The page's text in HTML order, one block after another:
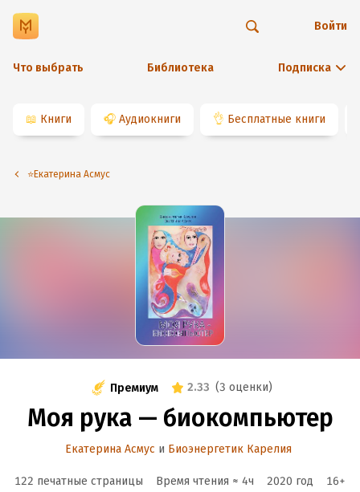
Что выбрать Библиотека Подписка
Войти
📖 Книги 🎧 Аудиокниги 👌 Бесплатные книги
⭐️Екатерина Асмус
Премиум 2.33 (3 оценки)
Моя рука — биокомпьютер
Екатерина Асмус и Биоэнергетик Карелия
122 печатные страницы Время чтения ≈ 4ч 2020 год 16+